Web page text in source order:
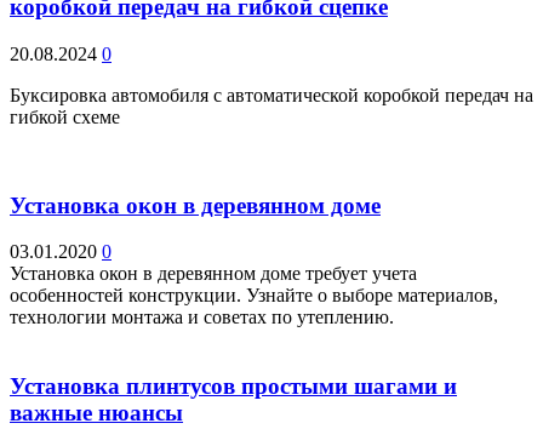
коробкой передач на гибкой сцепке
20.08.2024 0
Буксировка автомобиля с автоматической коробкой передач на
гибкой схеме
Установка окон в деревянном доме
03.01.2020 0
Установка окон в деревянном доме требует учета
особенностей конструкции. Узнайте о выборе материалов,
технологии монтажа и советах по утеплению.
Установка плинтусов простыми шагами и
важные нюансы